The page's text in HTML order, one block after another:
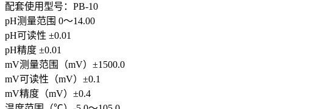
配套使用型号：PB-10
pH测量范围 0～14.00
pH可读性 ±0.01
pH精度 ±0.01
mV测量范围（mV）±1500.0
mV可读性（mV）±0.1
mV精度（mV）±0.4